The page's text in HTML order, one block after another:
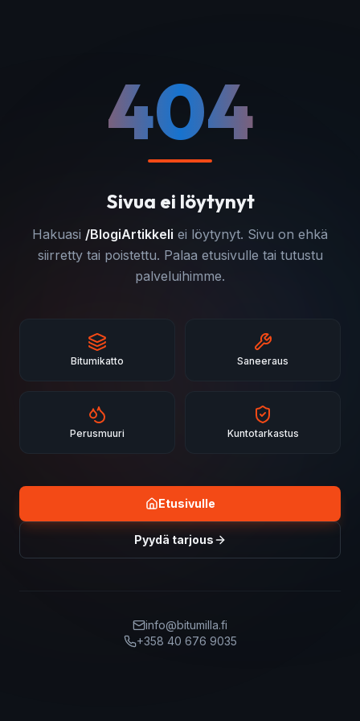
404
Sivua ei löytynyt
Hakuasi /BlogiArtikkeli ei löytynyt. Sivu on ehkä
siirretty tai poistettu. Palaa etusivulle tai tutustu
palveluihimme.
Bitumikatto Saneeraus
Perusmuuri Kuntotarkastus
Etusivulle
Pyydä tarjous
info@bitumilla.fi
+358 40 676 9035